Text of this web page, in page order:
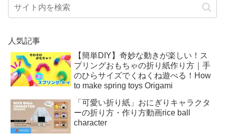
人気記事
【簡単DIY】奇妙な動きが楽しい！ス
プリングおもちゃの折り紙作り方｜手
のひらサイズでくねくね遊べる！How
to make spring toys Origami
「可愛い折り紙」おにぎりキャラクタ
ーの折り方・作り方動画rice ball
character